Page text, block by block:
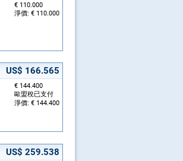
€ 110.000
淨價: € 110.000
US$ 166.565
€ 144.400
歐盟稅已支付
淨價: € 144.400
US$ 259.538